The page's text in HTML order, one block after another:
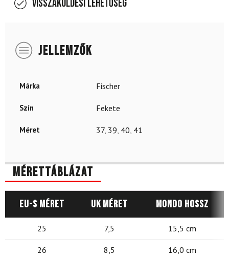
Visszaküldési lehetőség
JELLEMZŐK
Márka Fischer
Szín Fekete
Méret 37, 39 40 41
Mérettáblázat
EU-s méret UK méret Mondo hossz
25 7,5 15,5 cm
26 8,5 16,0 cm